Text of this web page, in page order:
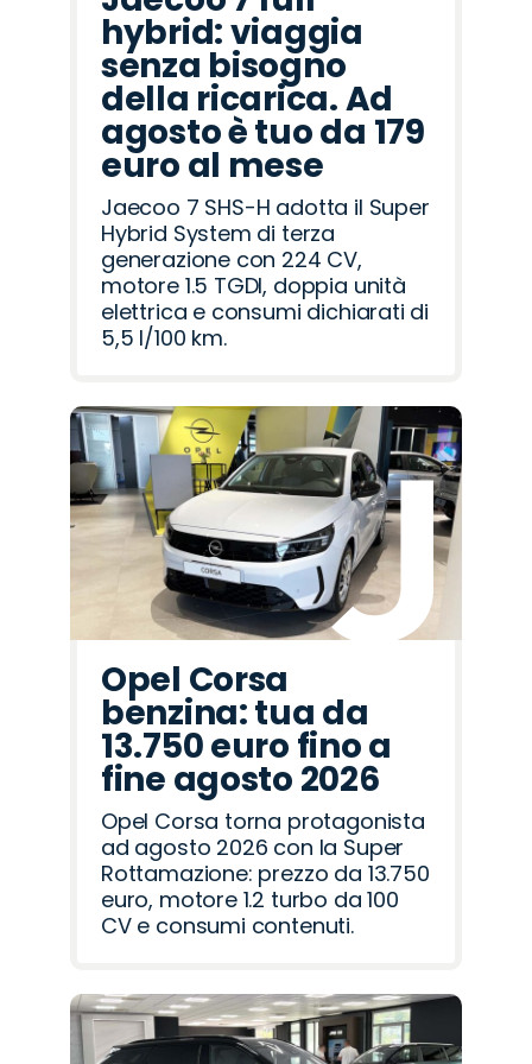
hybrid: viaggia
senza bisogno
della ricarica. Ad
agosto è tuo da 179
euro al mese
Jaecoo 7 SHS-H adotta il Super
Hybrid System di terza
generazione con 224 CV,
motore 1.5 TGDI, doppia unità
elettrica e consumi dichiarati di
5,5 l/100 km.
Opel Corsa
benzina: tua da
13.750 euro fino a
fine agosto 2026
Opel Corsa torna protagonista
ad agosto 2026 con la Super
Rottamazione: prezzo da 13.750
euro, motore 1.2 turbo da 100
CV e consumi contenuti.